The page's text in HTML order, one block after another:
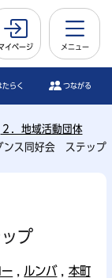
イページ メニュー
たらく つながる
２．地域活動団体
ンス同好会 ステップ
プ
ルンバ, 本町